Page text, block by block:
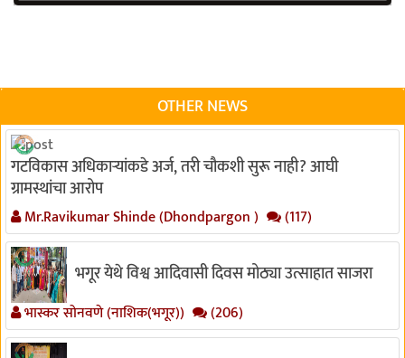
OTHER NEWS
गटविकास अधिकाऱ्यांकडे अर्ज, तरी चौकशी सुरू नाही? आघी
ग्रामस्थांचा आरोप
Mr.Ravikumar Shinde (Dhondpargon ) (117)
भगूर येथे विश्व आदिवासी दिवस मोठ्या उत्साहात साजरा
भास्कर सोनवणे (नाशिक(भगूर)) (206)